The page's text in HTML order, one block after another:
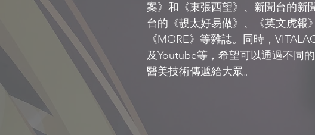
案》和《東張西望》、新聞台的新
台的《靚太好易做》、《英文虎報
《MORE》等雜誌。同時，
及Youtube等，希望可以通過不同
醫美技術傳遞給大眾。